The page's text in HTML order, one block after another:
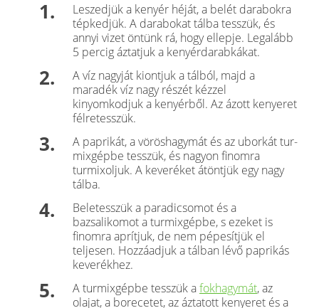
Leszedjük a kenyér héját, a belét darabokra
tép­kedjük. A darabokat tálba tesszük, és
annyi vizet öntünk rá, hogy ellepje. Legalább
5 percig áztatjuk a kenyérdarabkákat.
A víz nagyját kiontjuk a tálból, majd a
maradék víz nagy részét kézzel
kinyomkodjuk a kenyérből. Az ázott kenyeret
félretesszük.
A paprikát, a vöröshagymát és az uborkát tur­
mixgépbe tesszük, és nagyon finomra
turmixoljuk. A keveréket átöntjük egy nagy
tálba.
Beletesszük a paradicsomot és a
bazsalikomot a turmixgépbe, s ezeket is
finomra aprítjuk, de nem pépesítjük el
teljesen. Hozzáadjuk a tálban lévő paprikás
keverékhez.
A turmixgépbe tesszük afokhagymát, az
olajat, a borecetet, az áztatott kenyeret és a